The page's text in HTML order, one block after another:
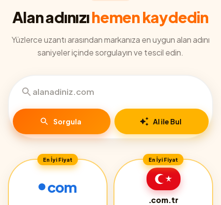
Alan adınızıhemen kaydedin
Yüzlerce uzantı arasından markanıza en uygun alan adını
saniyeler içinde sorgulayın ve tescil edin.
Sorgula AI ile Bul
En İyi Fiyat
com
En İyi Fiyat
.com.tr